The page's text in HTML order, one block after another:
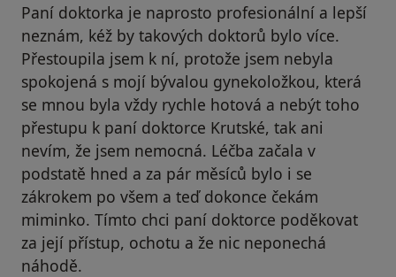
Paní doktorka je naprosto profesionální a lepší
neznám, kéž by takových doktorů bylo více.
Přestoupila jsem k ní, protože jsem nebyla
spokojená s mojí bývalou gynekoložkou, která
se mnou byla vždy rychle hotová a nebýt toho
přestupu k paní doktorce Krutské, tak ani
nevím, že jsem nemocná. Léčba začala v
podstatě hned a za pár měsíců bylo i se
zákrokem po všem a teď dokonce čekám
miminko. Tímto chci paní doktorce poděkovat
za její přístup, ochotu a že nic neponechá
náhodě.